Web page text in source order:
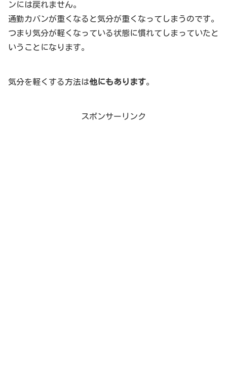
ンには戻れません。
通勤カバンが重くなると気分が重くなってしまうのです。
つまり気分が軽くなっている状態に慣れてしまっていたと
いうことになります。
気分を軽くする方法は他にもあります。
スポンサーリンク